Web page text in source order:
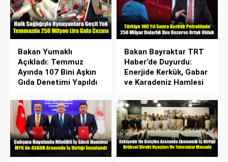
Bakan Yumaklı
Açıkladı: Temmuz
Ayında 107 Bini Aşkın
Gıda Denetimi Yapıldı
Bakan Bayraktar TRT
Haber’de Duyurdu:
Enerjide Kerkük, Gabar
ve Karadeniz Hamlesi